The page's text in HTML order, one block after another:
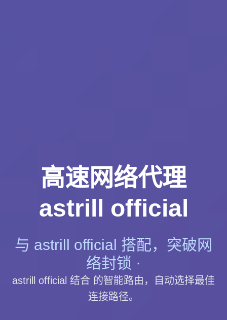
高速网络代理
astrill official
与 astrill official 搭配，突破网
络封锁 ·
astrill official 结合 的智能路由，自动选择最佳
连接路径。